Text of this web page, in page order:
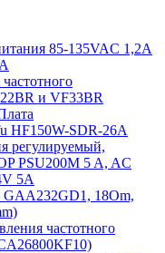
85-135VAC 1,2А
и VF33BR
HF150W-SDR-26A
регулируемый,
PSU200M 5 A, AC
5A
GAA232GD1, 18Om,
частотного